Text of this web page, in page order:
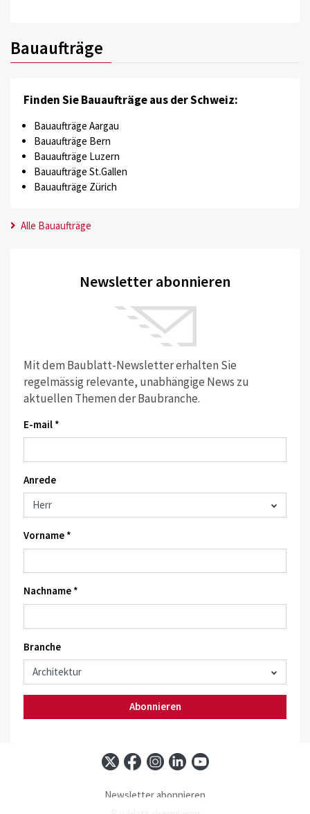
Bauaufträge
Finden Sie Bauaufträge aus der Schweiz:
Bauaufträge Aargau
Bauaufträge Bern
Bauaufträge Luzern
Bauaufträge St.Gallen
Bauaufträge Zürich
Alle Bauaufträge
Newsletter abonnieren
Mit dem Baublatt-Newsletter erhalten Sie
regelmässig relevante, unabhängige News zu
aktuellen Themen der Baubranche.
E-mail *
Anrede
Vorname *
Nachname *
Branche
Abonnieren
Newsletter abonnieren